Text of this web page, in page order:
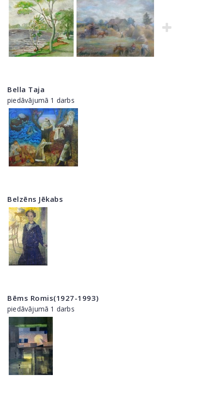
Bella Taja
piedāvājumā 1 darbs
Belzēns Jēkabs
Bēms Romis(1927-1993)
piedāvājumā 1 darbs